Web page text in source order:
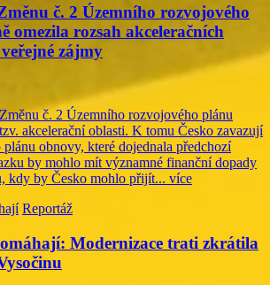
č. 2 Územního rozvojového
omezila rozsah akceleračních
zájmy
č. 2 Územního rozvojového plánu
akcelerační oblasti. K tomu Česko zavazují
obnovy, které dojednala předchozí
by mohlo mít významné finanční dopady
kdy by Česko mohlo přijít... více
Reportáž
Modernizace trati zkrátila